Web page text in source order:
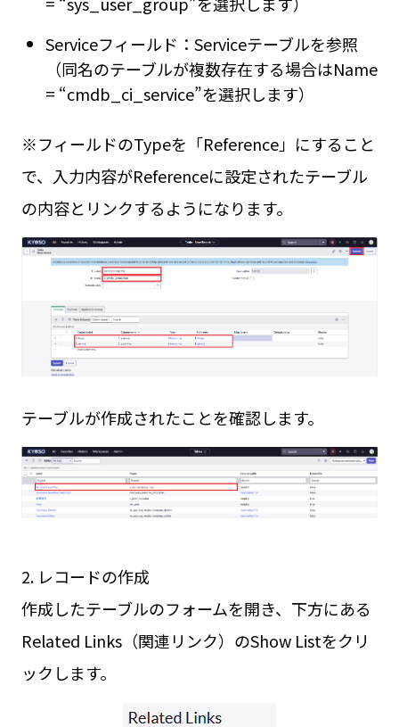
Serviceフィールド：Serviceテーブルを参照
（同名のテーブルが複数存在する場合はName
= “cmdb_ci_service”を選択します）
※フィールドのTypeを「Reference」にすること
で、入力内容がReferenceに設定されたテーブル
の内容とリンクするようになります。
テーブルが作成されたことを確認します。
2. レコードの作成
作成したテーブルのフォームを開き、下方にある
Related Links（関連リンク）のShow Listをクリ
ックします。